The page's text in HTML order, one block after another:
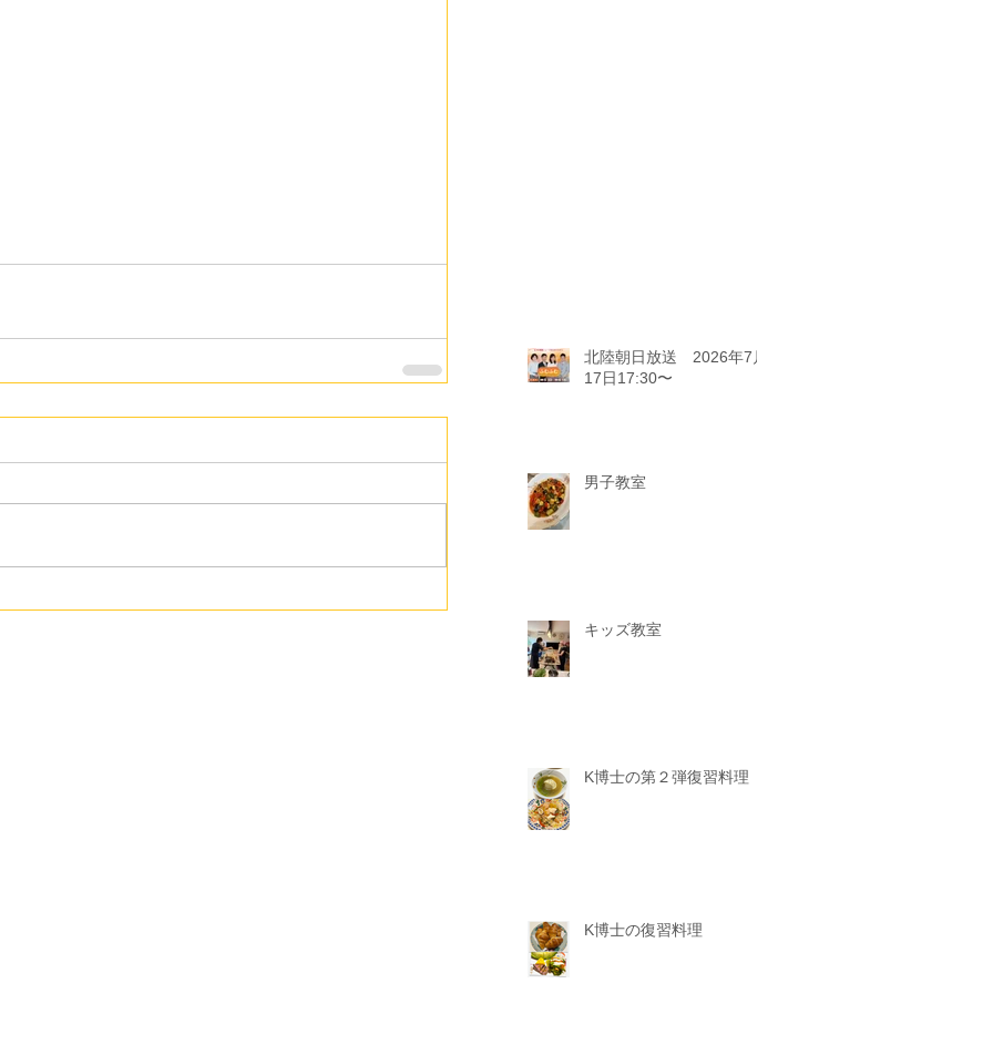
北陸朝日放送 2026年7月
17日17:30〜
男子教室
キッズ教室
K博士の第２弾復習料理
K博士の復習料理